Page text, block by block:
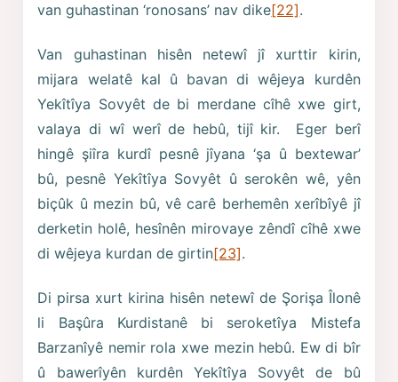
van guhastinan ‘ronosans’ nav dike[22].
Van guhastinan hisên netewî jî xurttir kirin,
mijara welatê kal û bavan di wêjeya kurdên
Yekîtîya Sovyêt de bi merdane cîhê xwe girt,
valaya di wî werî de hebû, tijî kir. Eger berî
hingê şiîra kurdî pesnê jîyana ‘şa û bextewar’
bû, pesnê Yekîtîya Sovyêt û serokên wê, yên
biçûk û mezin bû, vê carê berhemên xerîbîyê jî
derketin holê, hesînên mirovaye zêndî cîhê xwe
di wêjeya kurdan de girtin[23].
Di pirsa xurt kirina hisên netewî de Şorişa Îlonê
li Başûra Kurdistanê bi seroketîya Mistefa
Barzanîyê nemir rola xwe mezin hebû. Ew di bîr
û bawerîyên kurdên Yekîtîya Sovyêt de bû